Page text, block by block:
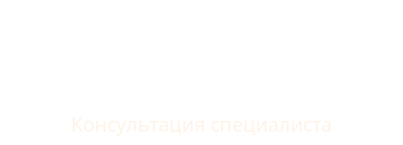
Консультация специалиста